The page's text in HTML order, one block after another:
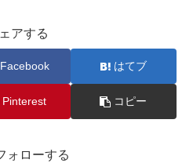
アする
Facebook はてブ
Pinterest コピー
ォローする